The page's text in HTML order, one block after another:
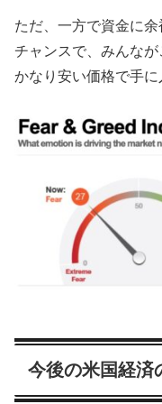
ただ、一方で資金に
チャンスで、みんな
かなり安い価格で手に
今後の米国経済